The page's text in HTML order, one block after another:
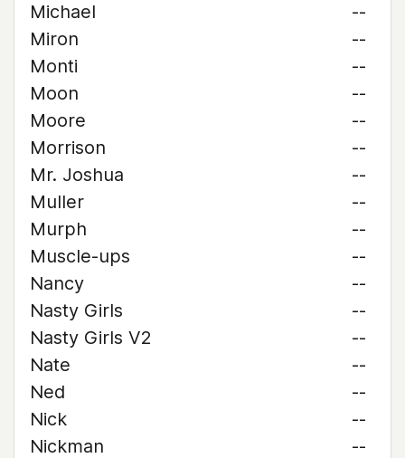
Michael
--
Miron
--
Monti
--
Moon
--
Moore
--
Morrison
--
Mr. Joshua
--
Muller
--
Murph
--
Muscle-ups
--
Nancy
--
Nasty Girls
--
Nasty Girls V2
--
Nate
--
Ned
--
Nick
--
Nickman
--